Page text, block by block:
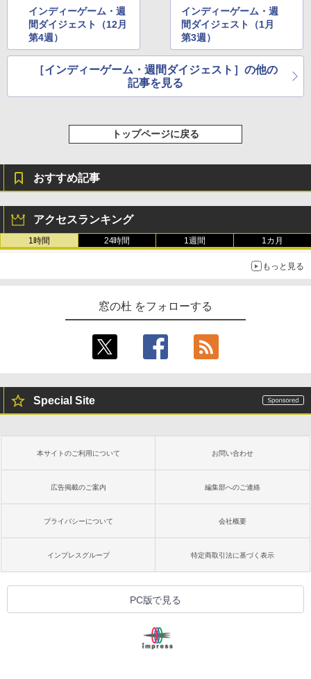
インディーゲーム・週
間ダイジェスト（12月
第4週）
インディーゲーム・週
間ダイジェスト（1月
第3週）
［インディーゲーム・週間ダイジェスト］の他の
記事を見る
トップページに戻る
おすすめ記事
アクセスランキング
1時間 24時間 1週間 1カ月
もっと見る
窓の杜 をフォローする
Special Site
本サイトのご利用について お問い合わせ
広告掲載のご案内 編集部へのご連絡
プライバシーについて 会社概要
インプレスグループ 特定商取引法に基づく表示
PC版で見る